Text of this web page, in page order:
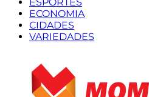
ECONOMIA
CIDADES
VARIEDADES